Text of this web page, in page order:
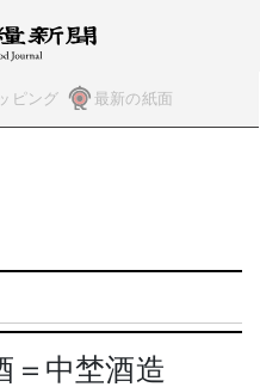
ピング 最新の紙面
＝中埜酒造